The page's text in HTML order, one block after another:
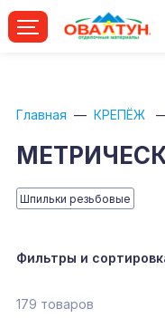
Главная КРЕПЁЖ
Шпильки резьбовые
Фильтры и
179 товаров